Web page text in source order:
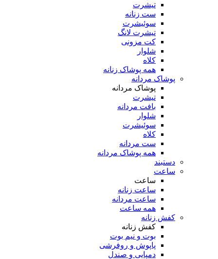
تیشرت
ست زنانه
سوئیشرت
تیشرت لانگ
کت مزونی
شلوار
کلاه
همه پوشاک زنانه
پوشاک مردانه
پوشاک مردانه
تیشرت
بافت مردانه
شلوار
سوئیشرت
کلاه
ست مردانه
همه پوشاک مردانه
دستبند
ساعت
ساعت
ساعت زنانه
ساعت مردانه
همه ساعت
کفش زنانه
کفش زنانه
بوت و نیم بوت
پاپوش و روفرشی
دمپایی و صندل